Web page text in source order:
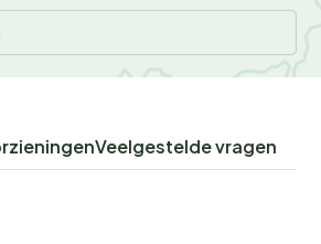
Veelgestelde vragen